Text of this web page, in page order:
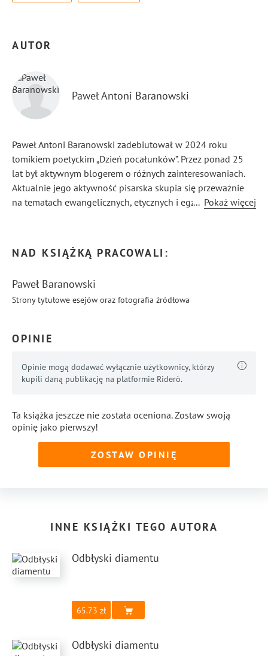
AUTOR
Paweł Antoni Baranowski
Paweł Antoni Baranowski zadebiutował w 2024 roku
tomikiem poetyckim „Dzień pocałunków”. Przez ponad 25
lat był aktywnym blogerem o różnych zainteresowaniach.
Aktualnie jego aktywność pisarska skupia się przeważnie
na tematach ewangelicznych, etycznych i egzystencjalnych,
ale głównie dla osób zainteresowanych tym tematem,
otwartych i neutralnych. Nie są one krytyką, ani promocją
... Pokaż więcej
NAD KSIĄŻKĄ PRACOWALI:
Paweł Baranowski
Strony tytułowe esejów oraz fotografia źródłowa
OPINIE
Opinie mogą dodawać wyłącznie użytkownicy, którzy
kupili daną publikację na platformie Riderò.
Ta książka jeszcze nie została oceniona. Zostaw swoją
opinię jako pierwszy!
ZOSTAW OPINIĘ
INNE KSIĄŻKI TEGO AUTORA
Odbłyski diamentu
65.73
Odbłyski diamentu